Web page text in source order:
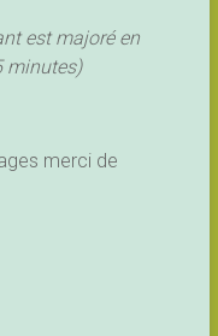
est majoré en
minutes)
merci de